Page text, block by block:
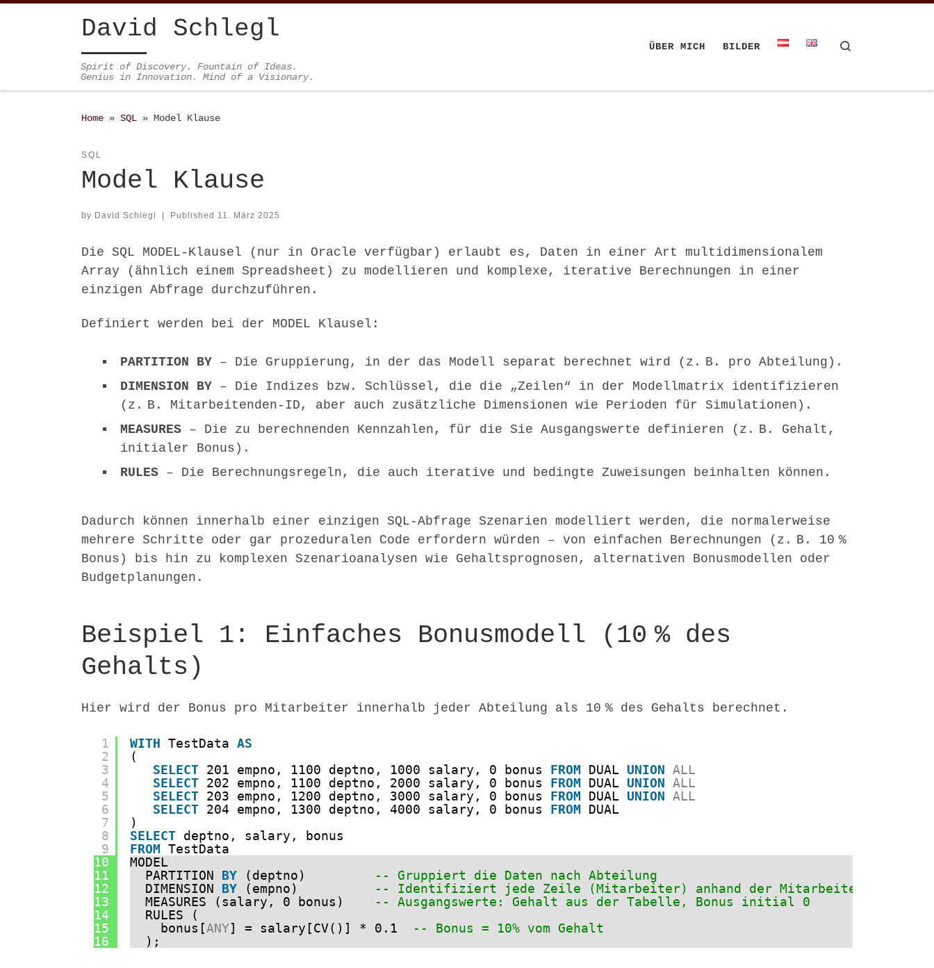
Skip to contentDavid Schlegl
Spirit of Discovery. Fountain of Ideas.
Genius in Innovation. Mind of a Visionary.
ÜBER MICH BILDER
Home » SQL » Model Klause
SQL
Model Klause
by David Schlegl | Published 11. März 2025
Die SQL MODEL-Klausel (nur in Oracle verfügbar) erlaubt es, Daten in einer Art multidimensionalem
Array (ähnlich einem Spreadsheet) zu modellieren und komplexe, iterative Berechnungen in einer
einzigen Abfrage durchzuführen.
Definiert werden bei der MODEL Klausel:
PARTITION BY – Die Gruppierung, in der das Modell separat berechnet wird (z. B. pro Abteilung).
DIMENSION BY – Die Indizes bzw. Schlüssel, die die „Zeilen“ in der Modellmatrix identifizieren
(z. B. Mitarbeitenden-ID, aber auch zusätzliche Dimensionen wie Perioden für Simulationen).
MEASURES – Die zu berechnenden Kennzahlen, für die Sie Ausgangswerte definieren (z. B. Gehalt,
initialer Bonus).
RULES – Die Berechnungsregeln, die auch iterative und bedingte Zuweisungen beinhalten können.
Dadurch können innerhalb einer einzigen SQL-Abfrage Szenarien modelliert werden, die normalerweise
mehrere Schritte oder gar prozeduralen Code erfordern würden – von einfachen Berechnungen (z. B. 10 %
Bonus) bis hin zu komplexen Szenarioanalysen wie Gehaltsprognosen, alternativen Bonusmodellen oder
Budgetplanungen.
Beispiel 1: Einfaches Bonusmodell (10 % des
Gehalts)
Hier wird der Bonus pro Mitarbeiter innerhalb jeder Abteilung als 10 % des Gehalts berechnet.
1
2
3
4
5
6
7
8
9
10
11
12
13
14
15
16
WITH TestData AS
(
SELECT
201 empno, 1100 deptno, 1000 salary, 0 bonus FROM DUAL UNION ALL
SELECT
202 empno, 1100 deptno, 2000 salary, 0 bonus FROM DUAL UNION ALL
SELECT
203 empno, 1200 deptno, 3000 salary, 0 bonus FROM DUAL UNION ALL
SELECT
204 empno, 1300 deptno, 4000 salary, 0 bonus FROM
DUAL
)
SELECT
deptno, salary, bonus
FROM TestData
MODEL
PARTITION BY (deptno)
-- Gruppiert die Daten nach Abteilung
DIMENSION BY (empno)
-- Identifiziert jede Zeile (Mitarbeiter) anhand der Mitarbeiternummer
MEASURES (salary, 0 bonus)
-- Ausgangswerte: Gehalt aus der Tabelle, Bonus initial 0
RULES (
bonus[ANY] = salary[CV()] * 0.1
-- Bonus = 10% vom Gehalt
);